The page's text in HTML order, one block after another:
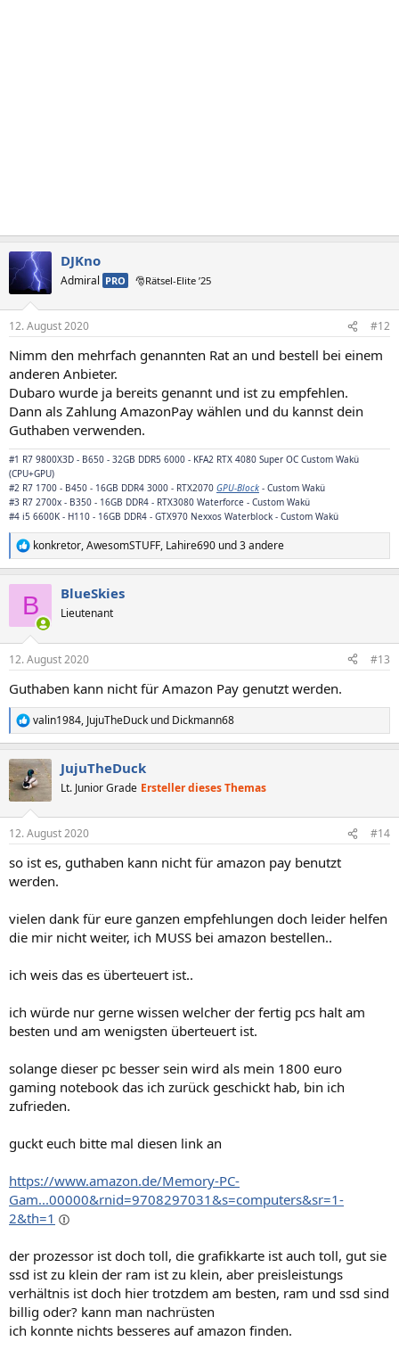
DJKno
Admiral PRO 🎅Rätsel-Elite ’25
12. August 2020 #12
Nimm den mehrfach genannten Rat an und bestell bei einem
anderen Anbieter.
Dubaro wurde ja bereits genannt und ist zu empfehlen.
Dann als Zahlung AmazonPay wählen und du kannst dein
Guthaben verwenden.
#1 R7 9800X3D - B650 - 32GB DDR5 6000 - KFA2 RTX 4080 Super OC Custom Wakü
(CPU+GPU)
#2 R7 1700 - B450 - 16GB DDR4 3000 - RTX2070 GPU-Block - Custom Wakü
#3 R7 2700x - B350 - 16GB DDR4 - RTX3080 Waterforce - Custom Wakü
#4 i5 6600K - H110 - 16GB DDR4 - GTX970 Nexxos Waterblock - Custom Wakü
R
e
e
:
konkretor,AwesomSTUFF, Lahire690 und 3 andere
B BlueSkies
Lieutenant
12. August 2020 #13
Guthaben kann nicht für Amazon Pay genutzt werden.
R
e
k
t
e
:
valin1984, JujuTheDuck und Dickmann68
JujuTheDuck
Lt. Junior Grade Ersteller dieses Themas
12. August 2020 #14
so ist es, guthaben kann nicht für amazon pay benutzt
werden.
vielen dank für eure ganzen empfehlungen doch leider helfen
die mir nicht weiter, ich MUSS bei amazon bestellen..
ich weis das es überteuert ist..
ich würde nur gerne wissen welcher der fertig pcs halt am
besten und am wenigsten überteuert ist.
solange dieser pc besser sein wird als mein 1800 euro
gaming notebook das ich zurück geschickt hab, bin ich
zufrieden.
guckt euch bitte mal diesen link an
https://www.amazon.de/Memory-PC-
Gam...00000&rnid=9708297031&s=computers&sr=1-
2&th=1
der prozessor ist doch toll, die grafikkarte ist auch toll, gut sie
ssd ist zu klein der ram ist zu klein, aber preisleistungs
verhältnis ist doch hier trotzdem am besten, ram und ssd sind
billig oder? kann man nachrüsten
ich konnte nichts besseres auf amazon finden.